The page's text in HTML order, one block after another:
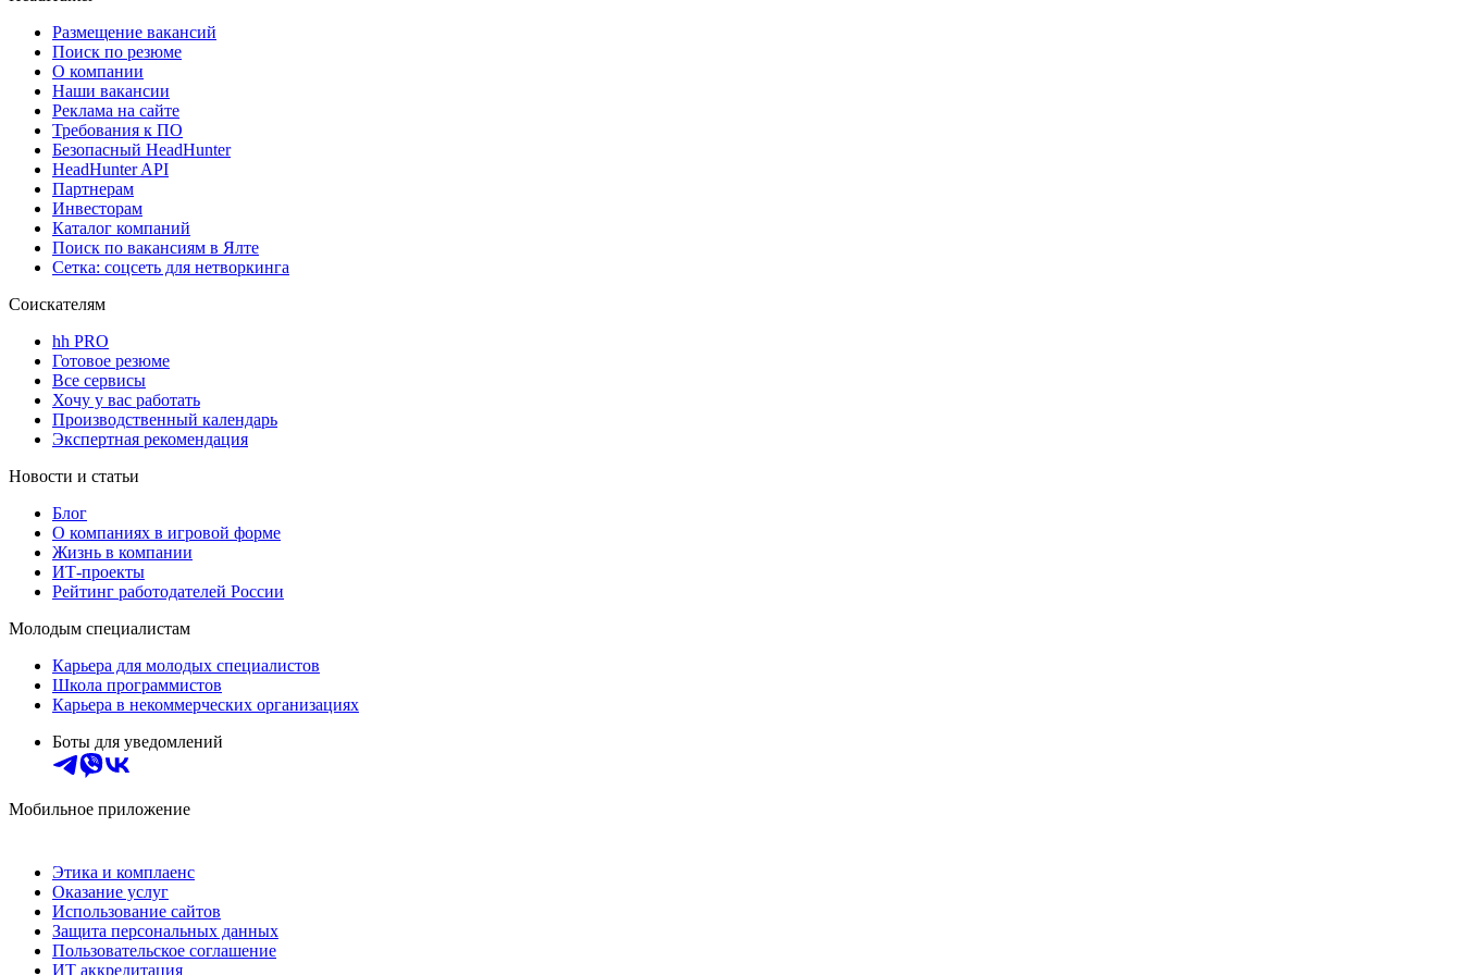
Размещение вакансий
Поиск по резюме
О компании
Наши вакансии
Реклама на сайте
Требования к ПО
Безопасный HeadHunter
HeadHunter API
Партнерам
Инвесторам
Каталог компаний
Поиск по вакансиям в Ялте
Сетка: соцсеть для нетворкинга
Соискателям
hh PRO
Готовое резюме
Все сервисы
Хочу у вас работать
Производственный календарь
Экспертная рекомендация
Новости и статьи
Блог
О компаниях в игровой форме
Жизнь в компании
ИТ-проекты
Рейтинг работодателей России
Молодым специалистам
Карьера для молодых специалистов
Школа программистов
Карьера в некоммерческих организациях
Боты для уведомлений
Мобильное приложение
Этика и комплаенс
Оказание услуг
Использование сайтов
Защита персональных данных
Пользовательское соглашение
ИТ аккредитация